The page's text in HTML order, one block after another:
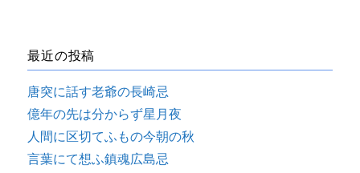
最近の投稿
唐突に話す老爺の長崎忌
億年の先は分からず星月夜
人間に区切てふもの今朝の秋
言葉にて想ふ鎮魂広島忌